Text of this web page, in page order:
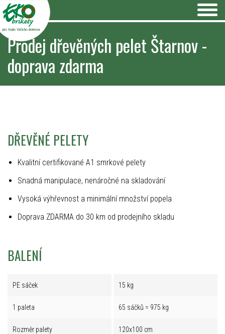
pro teplo Vašeho domova
Prodej dřevěných pelet Štarnov -
doprava zdarma
DŘEVĚNÉ PELETY
Kvalitní certifikované A1 smrkové pelety
Snadná manipulace, nenáročné na skladování
Vysoká výhřevnost a minimální množství popela
Doprava ZDARMA do 30 km od prodejního skladu
BALENÍ
PE sáček 15 kg
1 paleta 65 sáčků = 975 kg
Rozměr palety 120x100 cm